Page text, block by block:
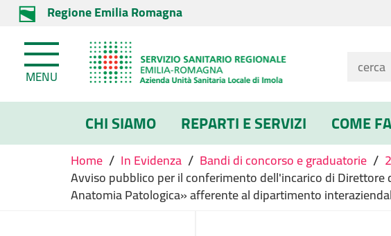
Regione Emilia Romagna
MENU
CHI SIAMO REPARTI E SERVIZI COME
Home / In Evidenza / Bandi di concorso e graduatorie /
Avviso pubblico per il conferimento dell'incarico di
Anatomia Patologica» afferente al dipartimento